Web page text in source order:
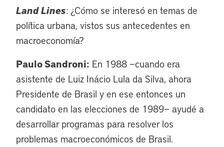
Land Lines: ¿Cómo se interesó en temas de
política urbana, vistos sus antecedentes en
macroeconomía?
Paulo Sandroni: En 1988 −cuando era
asistente de Luiz Inácio Lula da Silva, ahora
Presidente de Brasil y en ese entonces un
candidato en las elecciones de 1989− ayudé a
desarrollar programas para resolver los
problemas macroeconómicos de Brasil.